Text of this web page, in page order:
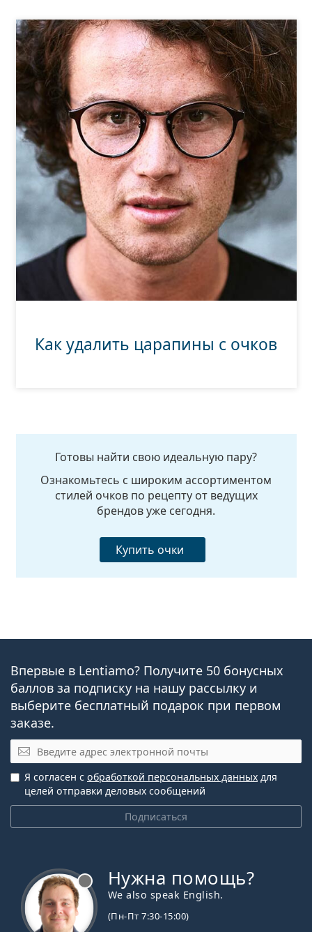
Как удалить царапины с очков
Готовы найти свою идеальную пару?
Ознакомьтесь с широким ассортиментом
стилей очков по рецепту от ведущих
брендов уже сегодня.
Купить очки
Впервые в Lentiamo? Получите 50 бонусных
баллов за подписку на нашу рассылку и
выберите бесплатный подарок при первом
заказе.
Эл. почта
Подписаться
Я согласен с обработкой персональных данных для
целей отправки деловых сообщений
Нужна помощь?
We also speak English.
(Пн-Пт 7:30-15:00)